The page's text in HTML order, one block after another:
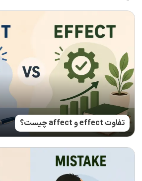
تفاوت effect و affect چیست؟